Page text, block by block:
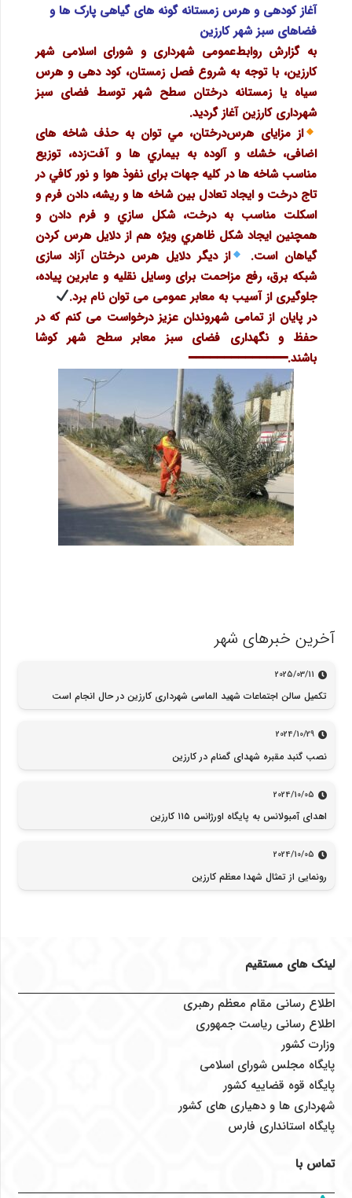
آغاز کودهی و هرس زمستانه گونه های گیاهی پارک ها و
فضاهای سبز شهر کارزین
به گزارش روابط‌عمومی شهرداری و شورای اسلامی شهر
کارزین، با توجه به شروع فصل زمستان، کود دهی و هرس
سیاه یا زمستانه درختان سطح شهر توسط فضای سبز
شهرداری کارزین آغاز گردید.
از مزايای هرس‌درختان، مي توان به حذف شاخه های
اضافی، خشك و آلوده به بيماري ها و آفت‌زده، توزيع
مناسب شاخه ها در كليه جهات برای نفوذ هوا و نور كافي در
تاج درخت و ايجاد تعادل بين شاخه ها و ريشه، دادن فرم و
اسكلت مناسب به درخت، شكل سازي و فرم دادن و
همچنین ايجاد شكل ظاهري ويژه هم از دلايل هرس كردن
گياهان است.
از دیگر دلایل هرس درختان آزاد سازی
شبکه برق، رفع مزاحمت برای وسایل نقلیه و عابرین پیاده،
جلوگیری از آسیب به معابر عمومی می توان نام برد.
در پایان از تمامی شهروندان عزیز درخواست می کنم که در
حفظ و نگهداری فضای سبز معابر سطح شهر کوشا
باشند.━━━━━━━━━━━━━━
آخرین خبرهای شهر
2025/03/11
تکمیل سالن اجتماعات شهید الماسی شهرداری کارزین در حال انجام است
2024/10/29
نصب گنبد مقبره شهدای گمنام در کارزین
2024/10/05
اهدای آمبولانس به پایگاه اورژانس ۱۱۵ کارزین
2024/10/05
رونمایی از تمثال شهدا معظم کارزین
لینک های مستقیم
اطلاع رسانی مقام معظم رهبری
اطلاع رسانی ریاست جمهوری
وزارت کشور
پایگاه مجلس شورای اسلامی
پایگاه قوه قضاییه کشور
شهرداری ها و دهیاری های کشور
پایگاه استانداری فارس
تماس با